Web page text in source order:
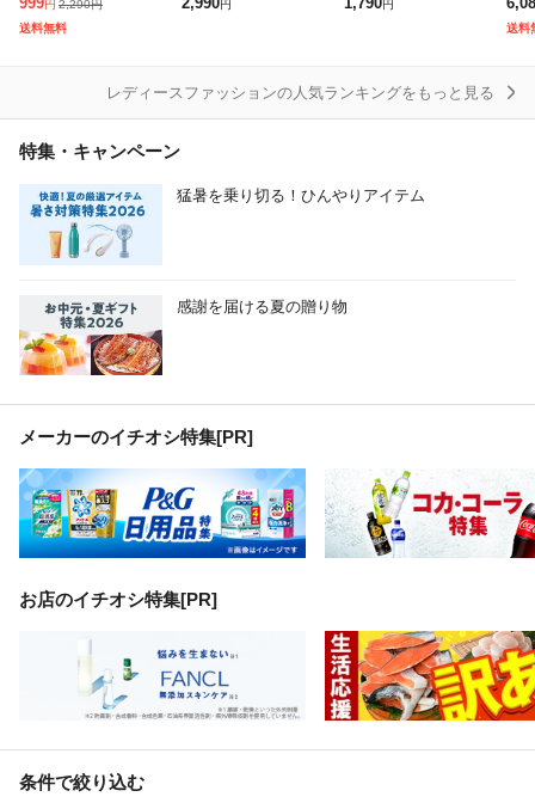
カットソー 半袖 無地
円 2,290円
送料無料
円 円
ド
送料
レディースファッションの人気ランキングをもっと見る
特集・キャンペーン
猛暑を乗り切る！ひんやりアイテム
感謝を届ける夏の贈り物
メーカーのイチオシ特集[PR]
お店のイチオシ特集[PR]
条件で絞り込む